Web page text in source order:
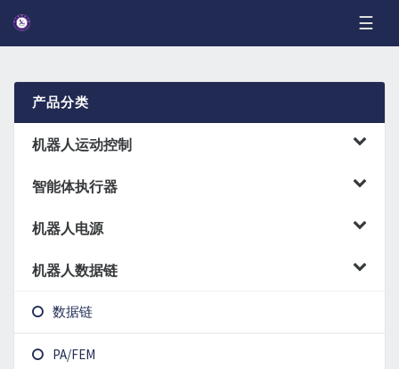
☰
产品分类
机器人运动控制
机器人小脑芯片
智能体执行器
关节控制
关节驱动
机器人电源
机器人BMS
机器人快充
数字电源芯片
机器人数据链
数据链
PA/FEM